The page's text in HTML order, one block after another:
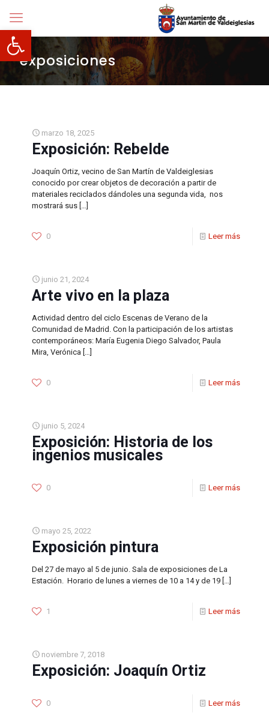
Abrir barra de herramientas
exposiciones
marzo 18, 2025
Exposición: Rebelde
Joaquín Ortiz, vecino de San Martín de Valdeiglesias
conocido por crear objetos de decoración a partir de
materiales reciclados dándoles una segunda vida, nos
mostrará sus […]
0 Leer más
junio 21, 2024
Arte vivo en la plaza
Actividad dentro del ciclo Escenas de Verano de la
Comunidad de Madrid. Con la participación de los artistas
contemporáneos: María Eugenia Diego Salvador, Paula
Mira, Verónica […]
0 Leer más
junio 5, 2024
Exposición: Historia de los
ingenios musicales
0 Leer más
mayo 25, 2022
Exposición pintura
Del 27 de mayo al 5 de junio. Sala de exposiciones de La
Estación. Horario de lunes a viernes de 10 a 14 y de 19 […]
1 Leer más
noviembre 7, 2018
Exposición: Joaquín Ortiz
0 Leer más